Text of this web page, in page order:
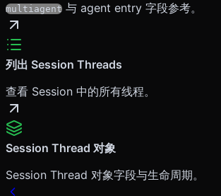
multiagent 与 agent entry 字段参考。
列出 Session Threads
查看 Session 中的所有线程。
Session Thread 对象
Session Thread 对象字段与生命周期。